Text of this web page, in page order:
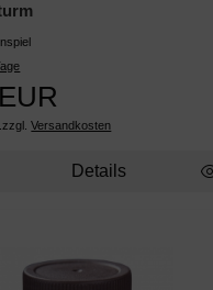
zzgl.Versandkosten
Details